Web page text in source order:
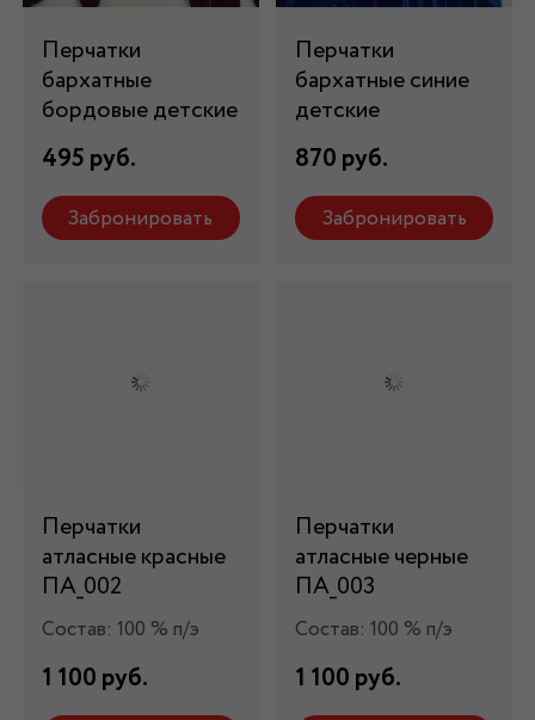
Перчатки
бархатные
бордовые детские
495 руб.
Забронировать
Перчатки
бархатные синие
детские
870 руб.
Забронировать
Перчатки
атласные красные
ПА_002
Состав: 100 % п/э
1 100 руб.
Перчатки
атласные черные
ПА_003
Состав: 100 % п/э
1 100 руб.